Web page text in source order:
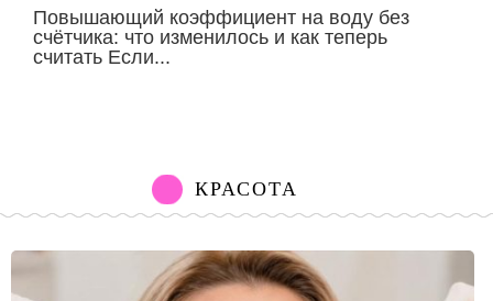
Повышающий коэффициент на воду без
счётчика: что изменилось и как теперь
считать Если...
КРАСОТА